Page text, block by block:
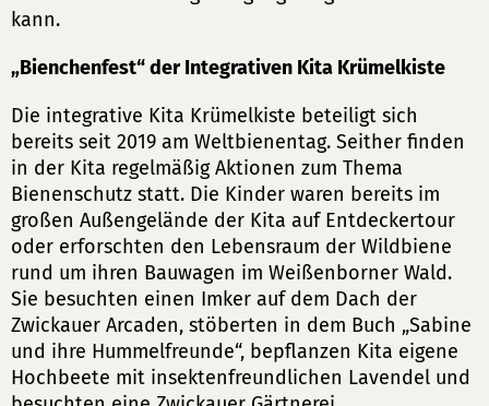
kann.
„Bienchenfest“ der Integrativen Kita Krümelkiste
Die integrative Kita Krümelkiste beteiligt sich
bereits seit 2019 am Weltbienentag. Seither finden
in der Kita regelmäßig Aktionen zum Thema
Bienenschutz statt. Die Kinder waren bereits im
großen Außengelände der Kita auf Entdeckertour
oder erforschten den Lebensraum der Wildbiene
rund um ihren Bauwagen im Weißenborner Wald.
Sie besuchten einen Imker auf dem Dach der
Zwickauer Arcaden, stöberten in dem Buch „Sabine
und ihre Hummelfreunde“, bepflanzen Kita eigene
Hochbeete mit insektenfreundlichen Lavendel und